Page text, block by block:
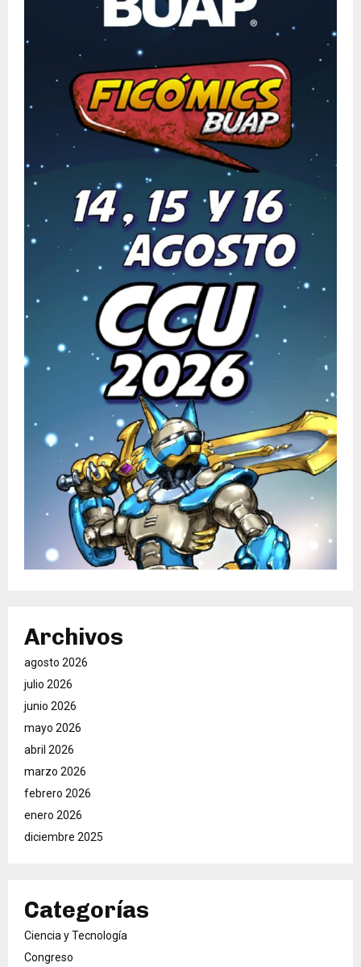
Archivos
agosto 2026
julio 2026
junio 2026
mayo 2026
abril 2026
marzo 2026
febrero 2026
enero 2026
diciembre 2025
Categorías
Ciencia y Tecnología
Congreso